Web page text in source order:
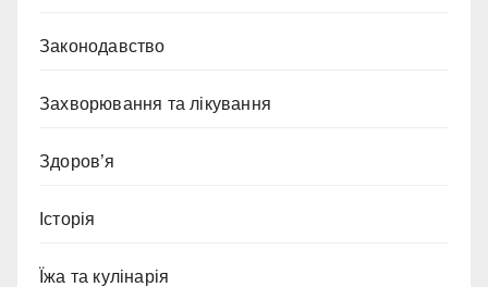
Законодавство
Захворювання та лікування
Здоров’я
Історія
Їжа та кулінарія